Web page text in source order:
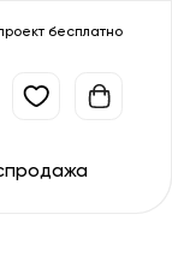
бесплатно